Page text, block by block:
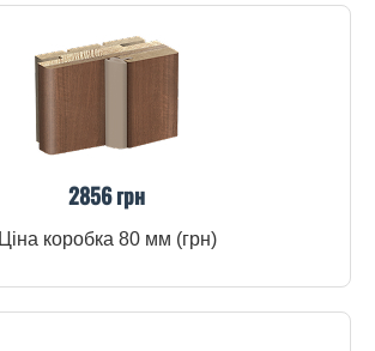
2856 грн
Ціна коробка 80 мм (грн)